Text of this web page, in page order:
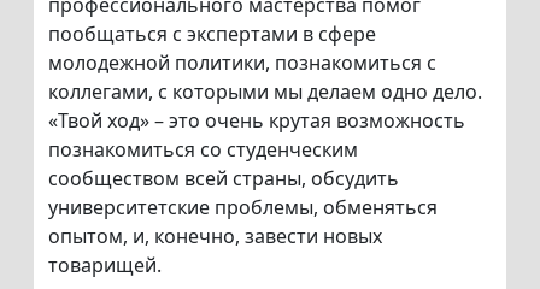
пообщаться с экспертами в сфере
молодежной политики, познакомиться с
коллегами, с которыми мы делаем одно дело.
«Твой ход» – это очень крутая возможность
познакомиться со студенческим
сообществом всей страны, обсудить
университетские проблемы, обменяться
опытом, и, конечно, завести новых
товарищей.